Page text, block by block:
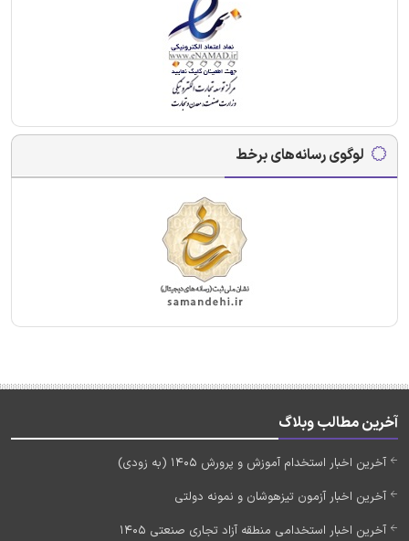
لوگوی رسانه‌های برخط
آخرین مطالب وبلاگ
آخرین اخبار استخدام آموزش و پرورش 1405 (به زودی)
آخرین اخبار آزمون تیزهوشان و نمونه دولتی
آخرین اخبار استخدامی منطقه آزاد تجاری صنعتی 1405